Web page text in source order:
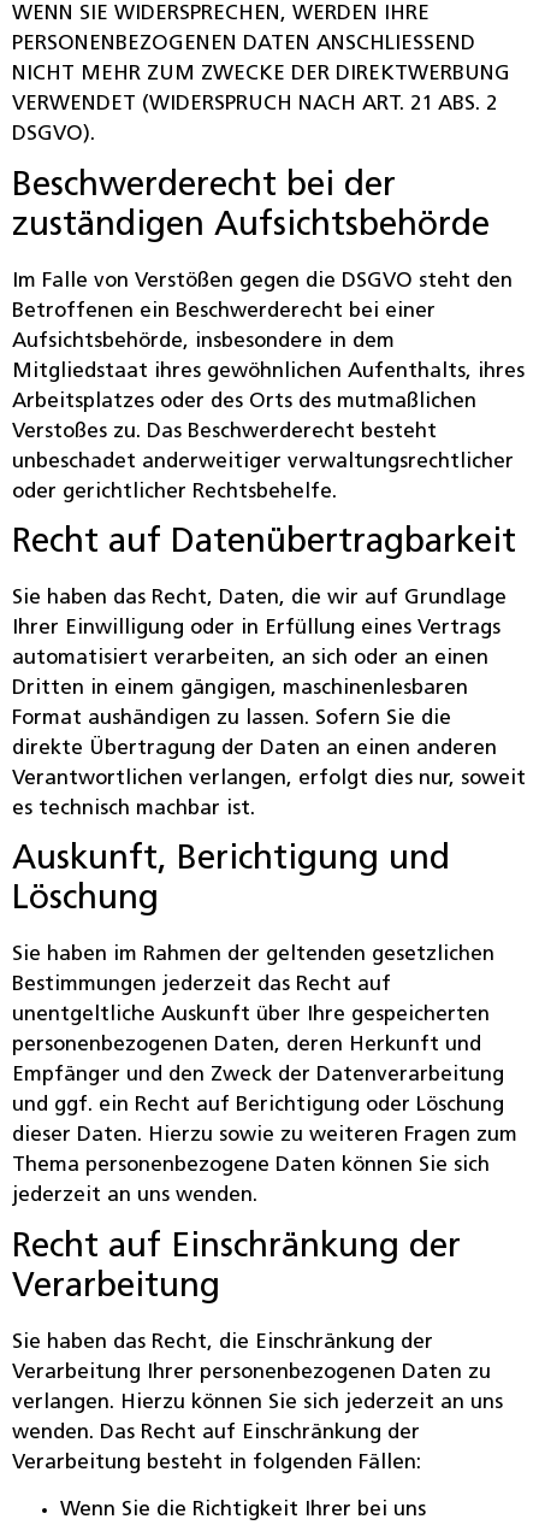
WENN SIE WIDERSPRECHEN, WERDEN IHRE
PERSONENBEZOGENEN DATEN ANSCHLIESSEND
NICHT MEHR ZUM ZWECKE DER DIREKTWERBUNG
VERWENDET (WIDERSPRUCH NACH ART. 21 ABS. 2
DSGVO).
Beschwerde­recht bei der
zuständigen Aufsichts­behörde
Im Falle von Verstößen gegen die DSGVO steht den
Betroffenen ein Beschwerderecht bei einer
Aufsichtsbehörde, insbesondere in dem
Mitgliedstaat ihres gewöhnlichen Aufenthalts, ihres
Arbeitsplatzes oder des Orts des mutmaßlichen
Verstoßes zu. Das Beschwerderecht besteht
unbeschadet anderweitiger verwaltungsrechtlicher
oder gerichtlicher Rechtsbehelfe.
Recht auf Daten­übertrag­barkeit
Sie haben das Recht, Daten, die wir auf Grundlage
Ihrer Einwilligung oder in Erfüllung eines Vertrags
automatisiert verarbeiten, an sich oder an einen
Dritten in einem gängigen, maschinenlesbaren
Format aushändigen zu lassen. Sofern Sie die
direkte Übertragung der Daten an einen anderen
Verantwortlichen verlangen, erfolgt dies nur, soweit
es technisch machbar ist.
Auskunft, Berichtigung und
Löschung
Sie haben im Rahmen der geltenden gesetzlichen
Bestimmungen jederzeit das Recht auf
unentgeltliche Auskunft über Ihre gespeicherten
personenbezogenen Daten, deren Herkunft und
Empfänger und den Zweck der Datenverarbeitung
und ggf. ein Recht auf Berichtigung oder Löschung
dieser Daten. Hierzu sowie zu weiteren Fragen zum
Thema personenbezogene Daten können Sie sich
jederzeit an uns wenden.
Recht auf Einschränkung der
Verarbeitung
Sie haben das Recht, die Einschränkung der
Verarbeitung Ihrer personenbezogenen Daten zu
verlangen. Hierzu können Sie sich jederzeit an uns
wenden. Das Recht auf Einschränkung der
Verarbeitung besteht in folgenden Fällen:
Wenn Sie die Richtigkeit Ihrer bei uns